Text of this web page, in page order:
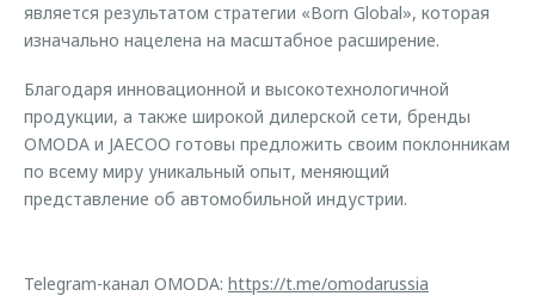
является результатом стратегии «Born Global», которая
изначально нацелена на масштабное расширение.
Благодаря инновационной и высокотехнологичной
продукции, а также широкой дилерской сети, бренды
OMODA и JAECOO готовы предложить своим поклонникам
по всему миру уникальный опыт, меняющий
представление об автомобильной индустрии.
Telegram-канал OMODA: https://t.me/omodarussia